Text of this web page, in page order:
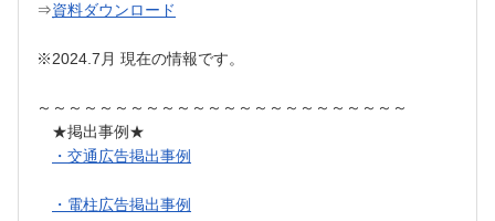
⇒資料ダウンロード
※2024.7月 現在の情報です。
～～～～～～～～～～～～～～～～～～～～～～～～
★掲出事例★
・交通広告掲出事例
・電柱広告掲出事例